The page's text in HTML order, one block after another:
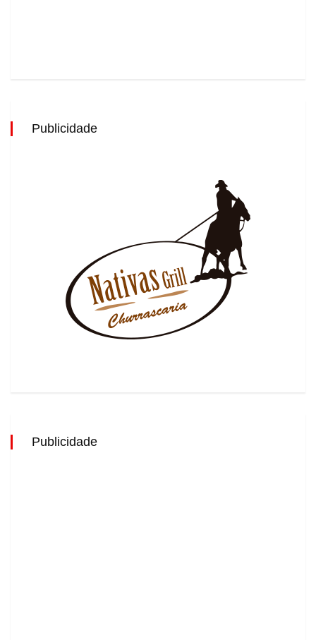
Publicidade
Publicidade